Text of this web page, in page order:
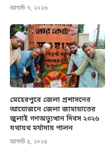
আগস্ট ৭, ২০২৬
মেহেরপুরে জেলা প্রশাসনের
আয়োজনে জেলা জামায়াতের
জুলাই গণঅভ্যুত্থান দিবস ২০২৬
যথাযথ মর্যাদায় পালন
আগস্ট ৫, ২০২৬